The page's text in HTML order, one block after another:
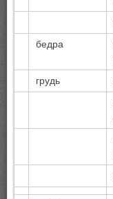
бедра
грудь